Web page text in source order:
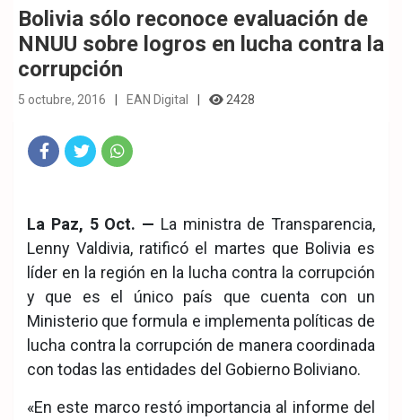
Bolivia sólo reconoce evaluación de
NNUU sobre logros en lucha contra la
corrupción
5 octubre, 2016 EAN Digital 2428
ook
tsA
pp
La Paz, 5 Oct. — La ministra de Transparencia,
Lenny Valdivia, ratificó el martes que Bolivia es
líder en la región en la lucha contra la corrupción
y que es el único país que cuenta con un
Ministerio que formula e implementa políticas de
lucha contra la corrupción de manera coordinada
con todas las entidades del Gobierno Boliviano.
«En este marco restó importancia al informe del